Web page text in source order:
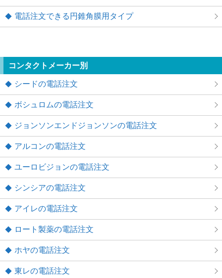
電話注文できる円錐角膜用タイプ
コンタクトメーカー別
シードの電話注文
ボシュロムの電話注文
ジョンソンエンドジョンソンの電話注文
アルコンの電話注文
ユーロビジョンの電話注文
シンシアの電話注文
アイレの電話注文
ロート製薬の電話注文
ホヤの電話注文
東レの電話注文